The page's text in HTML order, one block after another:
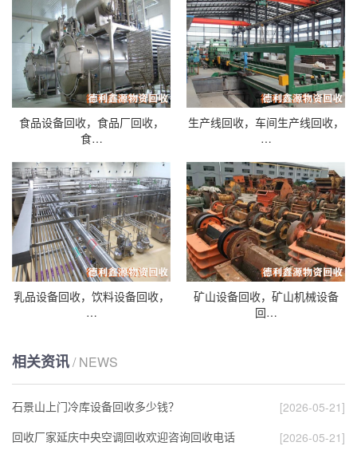
食品设备回收，食品厂回收，
食…
生产线回收，车间生产线回收，
…
乳品设备回收，饮料设备回收，
…
矿山设备回收，矿山机械设备
回…
相关资讯/ NEWS
石景山上门冷库设备回收多少钱？
[2026-05-21]
回收厂家延庆中央空调回收欢迎咨询回收电话
[2026-05-21]